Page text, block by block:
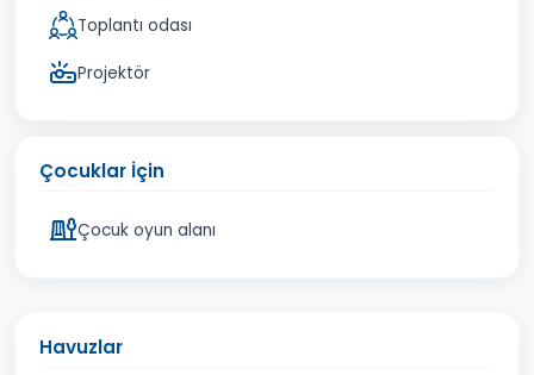
Toplantı odası
Projektör
Çocuklar İçin
Çocuk oyun alanı
Havuzlar